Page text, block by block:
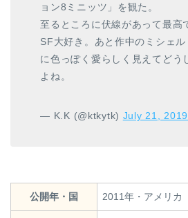
ョン8ミニッツ」を観た。
至るところに伏線があって最高
SF大好き。あと作中のミシェ
に色っぽく愛らしく見えてどう
よね。
— K.K (@ktkytk) July 21, 2019
公開年・国 2011年・アメリカ